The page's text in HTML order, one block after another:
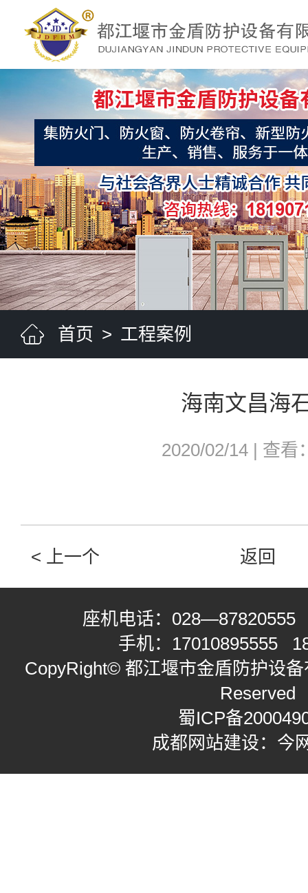
首页 > 工程案例
海南文昌海
2020/02/14 | 查看
< 上一个 返回
座机电话： 028—87820555
手机： 17010895555
CopyRight© 都江堰市金盾防护设
Reserved
蜀ICP备
成都网站建设：今